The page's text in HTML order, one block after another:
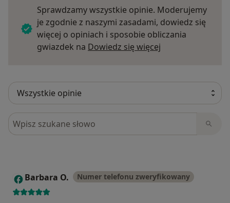
Sprawdzamy wszystkie opinie. Moderujemy
je zgodnie z naszymi zasadami, dowiedz się
więcej o opiniach i sposobie obliczania
gwiazdek na Dowiedz się więcej
Szukaj w opiniach
B Barbara O. Numer telefonu zweryfikowany